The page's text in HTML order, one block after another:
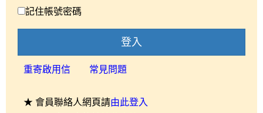
記住帳號密碼
登入
重寄啟用信 常見問題
★ 會員聯絡人網頁請由此登入